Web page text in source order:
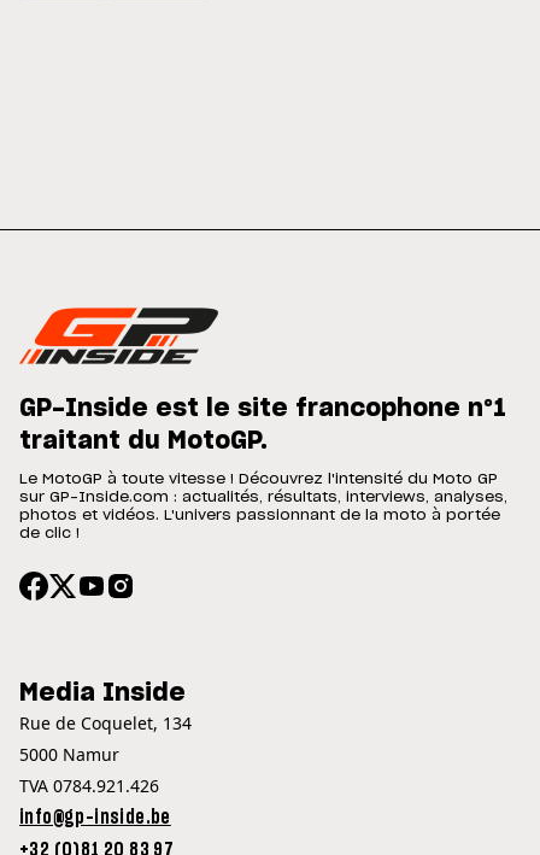
GP-Inside est le site francophone n°1
traitant du MotoGP.
Le MotoGP à toute vitesse ! Découvrez l'intensité du Moto GP
sur GP-Inside.com : actualités, résultats, interviews, analyses,
photos et vidéos. L'univers passionnant de la moto à portée
de clic !
Media Inside
Rue de Coquelet, 134
5000 Namur
TVA 0784.921.426
info@gp-inside.be
+32 (0)81 20 83 97